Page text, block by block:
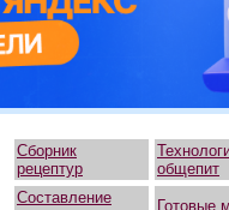
Сборник
рецептур
общепит
Составление
Готовые